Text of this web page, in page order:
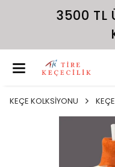
3500 TL
KEÇE KOLKSİYONU